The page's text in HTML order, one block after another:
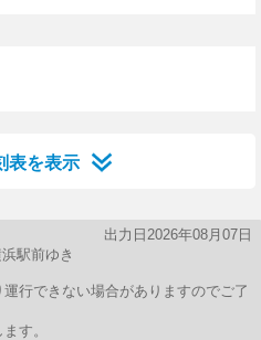
表を表示
出力日2026年08月07日
駅前ゆき
行できない場合がありますのでご了
す。